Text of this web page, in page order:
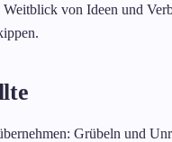
von Ideen und
Grübeln und